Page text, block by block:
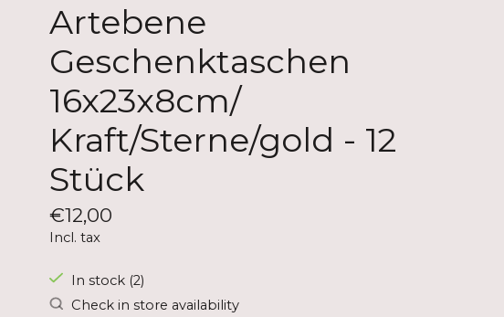
Artebene
Geschenktaschen
16x23x8cm/
Kraft/Sterne/gold - 12
Stück
€12,00
Incl. tax
In stock (2)
Check in store availability